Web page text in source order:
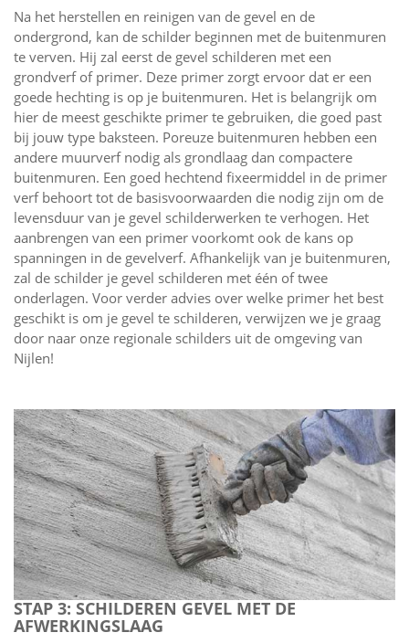
Na het herstellen en reinigen van de gevel en de
ondergrond, kan de schilder beginnen met de buitenmuren
te verven. Hij zal eerst de gevel schilderen met een
grondverf of primer. Deze primer zorgt ervoor dat er een
goede hechting is op je buitenmuren. Het is belangrijk om
hier de meest geschikte primer te gebruiken, die goed past
bij jouw type baksteen. Poreuze buitenmuren hebben een
andere muurverf nodig als grondlaag dan compactere
buitenmuren. Een goed hechtend fixeermiddel in de primer
verf behoort tot de basisvoorwaarden die nodig zijn om de
levensduur van je gevel schilderwerken te verhogen. Het
aanbrengen van een primer voorkomt ook de kans op
spanningen in de gevelverf. Afhankelijk van je buitenmuren,
zal de schilder je gevel schilderen met één of twee
onderlagen. Voor verder advies over welke primer het best
geschikt is om je gevel te schilderen, verwijzen we je graag
door naar onze regionale schilders uit de omgeving van
Nijlen!
STAP 3: SCHILDEREN GEVEL MET DE
AFWERKINGSLAAG